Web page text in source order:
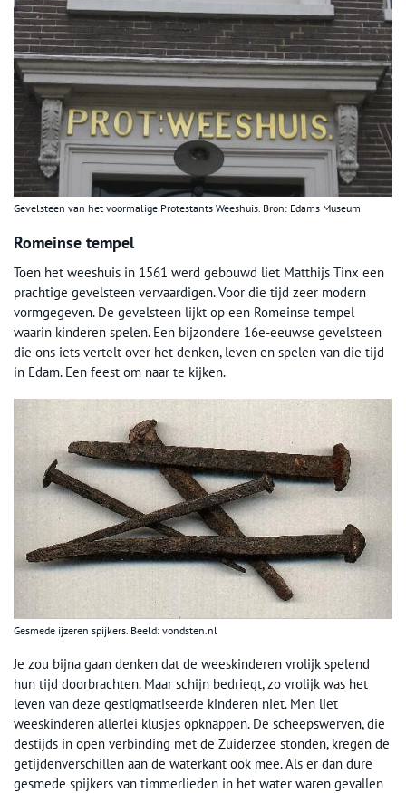
Gevelsteen van het voormalige Protestants Weeshuis. Bron: Edams Museum
Romeinse tempel
Toen het weeshuis in 1561 werd gebouwd liet Matthijs Tinx een
prachtige gevelsteen vervaardigen. Voor die tijd zeer modern
vormgegeven. De gevelsteen lijkt op een Romeinse tempel
waarin kinderen spelen. Een bijzondere 16e-eeuwse gevelsteen
die ons iets vertelt over het denken, leven en spelen van die tijd
in Edam. Een feest om naar te kijken.
Gesmede ijzeren spijkers. Beeld: vondsten.nl
Je zou bijna gaan denken dat de weeskinderen vrolijk spelend
hun tijd doorbrachten. Maar schijn bedriegt, zo vrolijk was het
leven van deze gestigmatiseerde kinderen niet. Men liet
weeskinderen allerlei klusjes opknappen. De scheepswerven, die
destijds in open verbinding met de Zuiderzee stonden, kregen de
getijdenverschillen aan de waterkant ook mee. Als er dan dure
gesmede spijkers van timmerlieden in het water waren gevallen